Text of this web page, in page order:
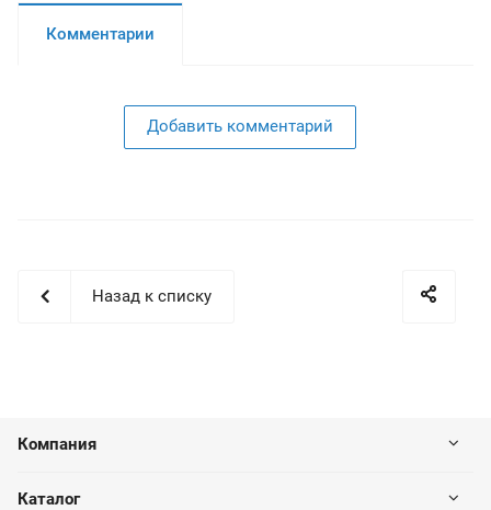
Комментарии
Добавить комментарий
Назад к списку
Компания
Каталог